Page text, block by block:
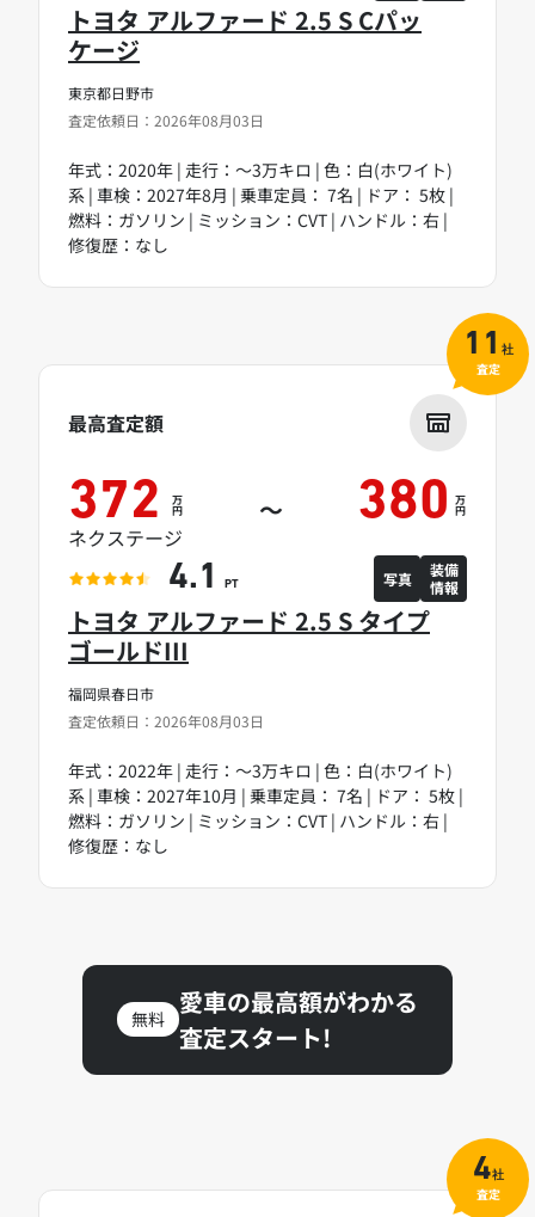
東京都日野市
査定依頼日：2026年08月03日
トヨタ アルファード 2.5 S Cパッ
ケージ
年式：2020年 | 走行：～3万キロ | 色：白(ホワイト)
系 | 車検：2027年8月 | 乗車定員： 7名 | ドア： 5枚 |
燃料：ガソリン | ミッション：CVT | ハンドル：右 |
修復歴：なし
福岡県春日市
査定依頼日：2026年08月03日
トヨタ アルファード 2.5 S タイプ
ゴールドIII
年式：2022年 | 走行：～3万キロ | 色：白(ホワイト)
系 | 車検：2027年10月 | 乗車定員： 7名 | ドア： 5枚 |
燃料：ガソリン | ミッション：CVT | ハンドル：右 |
修復歴：なし
最高査定額
372 万
円 ～ 380 万
円
ネクステージ
4.1 PT 写真
装備
情報
11 社
査定
無料
愛車の最高額がわかる
査定スタート!
4社
査定